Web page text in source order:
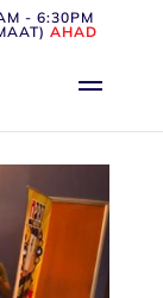
- 6:30PM
AHAD